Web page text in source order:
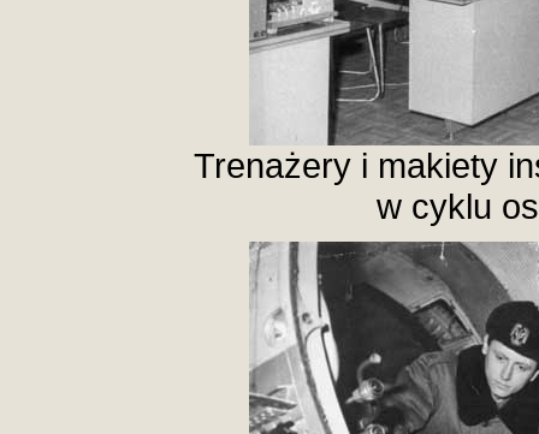
Trenażery i makiety
w cyklu